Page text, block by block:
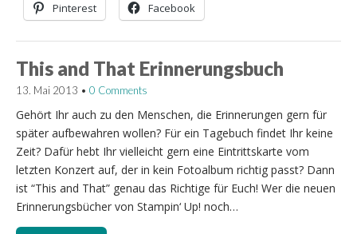
Pinterest Facebook
This and That Erinnerungsbuch
13. Mai 2013 • 0 Comments
Gehört Ihr auch zu den Menschen, die Erinnerungen gern für
später aufbewahren wollen? Für ein Tagebuch findet Ihr keine
Zeit? Dafür hebt Ihr vielleicht gern eine Eintrittskarte vom
letzten Konzert auf, der in kein Fotoalbum richtig passt? Dann
ist “This and That” genau das Richtige für Euch! Wer die neuen
Erinnerungsbücher von Stampin‘ Up! noch…